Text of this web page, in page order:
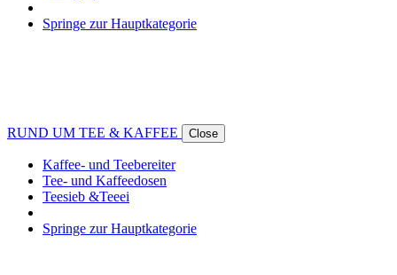
Springe zur Hauptkategorie
RUND UM TEE & KAFFEE Close
Kaffee- und Teebereiter
Tee- und Kaffeedosen
Teesieb &Teeei
Springe zur Hauptkategorie